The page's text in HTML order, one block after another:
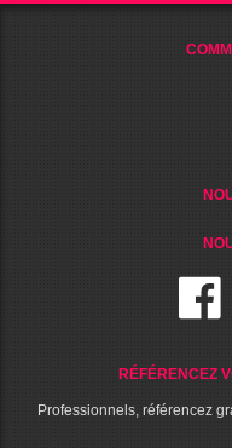
RÉFÉRENCEZ
Professionnels, référencez